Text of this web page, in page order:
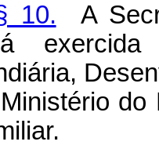
10. A
do